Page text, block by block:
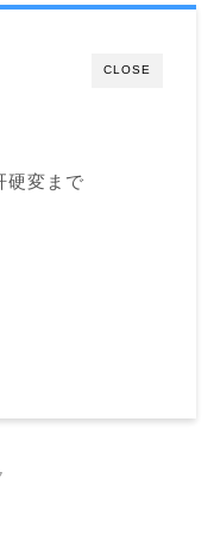
CLOSE
硬変まで